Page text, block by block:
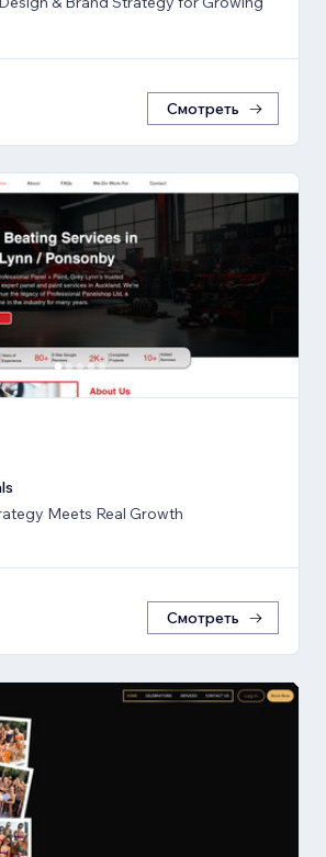
Смотреть
Meets Real Growth
Смотреть